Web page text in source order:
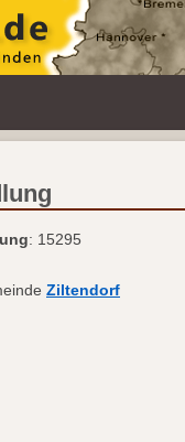
: 15295
Ziltendorf